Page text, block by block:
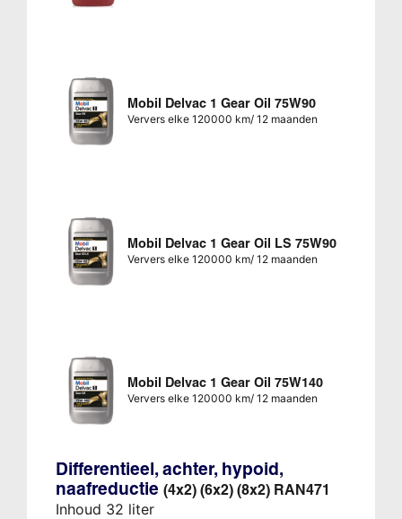
Mobil Delvac 1 Gear Oil 75W90
Ververs elke 120000 km/ 12 maanden
Mobil Delvac 1 Gear Oil LS 75W90
Ververs elke 120000 km/ 12 maanden
Mobil Delvac 1 Gear Oil 75W140
Ververs elke 120000 km/ 12 maanden
Differentieel, achter, hypoid,
naafreductie (4x2) (6x2) (8x2) RAN471
Inhoud 32 liter